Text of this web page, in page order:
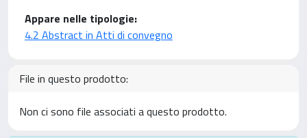
Appare nelle tipologie:
4.2 Abstract in Atti di convegno
File in questo prodotto:
Non ci sono file associati a questo prodotto.